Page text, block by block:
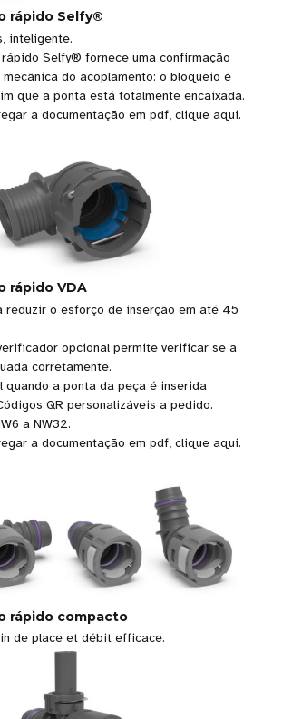
rápido Selfy®
inteligente.
Selfy® fornece uma confirmação
mecânica do acoplamento: o bloqueio é
que a ponta está totalmente encaixada.
a documentação em pdf, clique aqui.
rápido VDA
reduzir o esforço de inserção em até 45
opcional permite verificar se a
corretamente.
quando a ponta da peça é inserida
QR personalizáveis a pedido.
a NW32.
a documentação em pdf, clique aqui.
rápido compacto
de place et débit efficace.